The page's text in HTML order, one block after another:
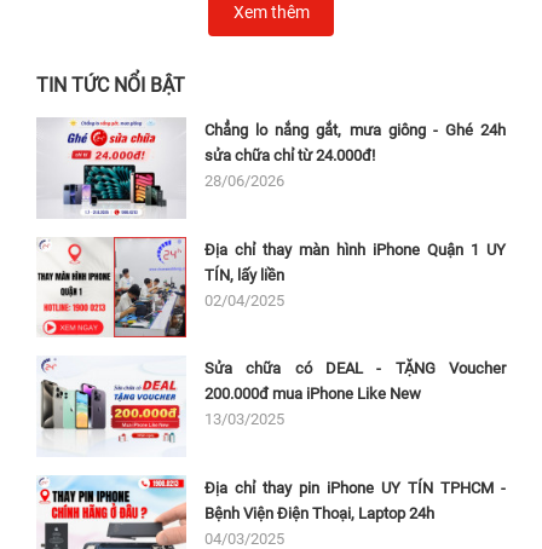
Xem thêm
TIN TỨC NỔI BẬT
Chẳng lo nắng gắt, mưa giông - Ghé 24h
sửa chữa chỉ từ 24.000đ!
28/06/2026
Địa chỉ thay màn hình iPhone Quận 1 UY
TÍN, lấy liền
02/04/2025
Sửa chữa có DEAL - TẶNG Voucher
200.000đ mua iPhone Like New
13/03/2025
Địa chỉ thay pin iPhone UY TÍN TPHCM -
Bệnh Viện Điện Thoại, Laptop 24h
04/03/2025